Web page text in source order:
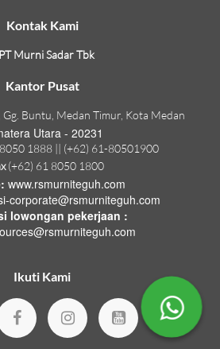
Kontak Kami
PT Murni Sadar Tbk
Kantor Pusat
Gg. Buntu, Medan Timur, Kota Medan
Utara - 20231
1888 || (+62) 61-80501900
(+62) 61 8050 1800
www.rsmurniteguh.com
corporate@rsmurniteguh.com
lowongan pekerjaan :
Ikuti Kami